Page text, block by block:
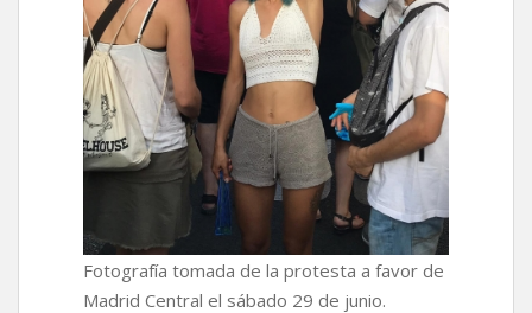
Fotografía tomada de la protesta a favor de
Madrid Central el sábado 29 de junio.